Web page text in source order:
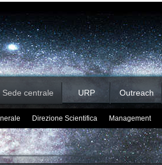
Sede centrale URP Outreach
Direzione Scientifica Management